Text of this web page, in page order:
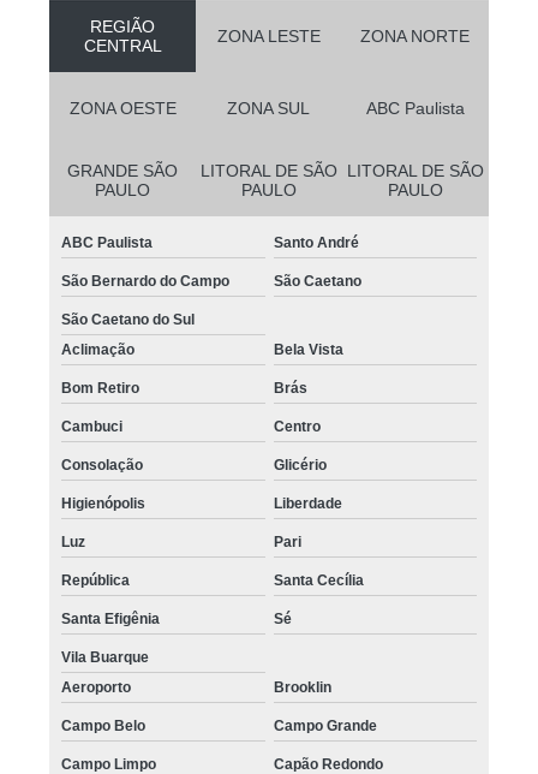
REGIÃO
CENTRAL
ZONA LESTE ZONA NORTE
ZONA OESTE ZONA SUL ABC Paulista
GRANDE SÃO
PAULO
LITORAL DE SÃO
PAULO
LITORAL DE SÃO
PAULO
ABC Paulista Santo André
São Bernardo do Campo São Caetano
São Caetano do Sul
Aclimação
Bela Vista
Bom Retiro Brás
Cambuci Centro
Consolação Glicério
Higienópolis Liberdade
Luz Pari
República Santa Cecília
Santa Efigênia Sé
Vila Buarque
Aeroporto
Brooklin
Campo Belo Campo Grande
Campo Limpo Capão Redondo